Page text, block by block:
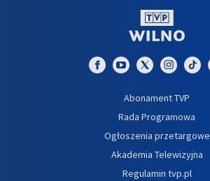
Abonament TVP
Rada Programowa
Ogłoszenia przetargowe
Akademia Telewizyjna
Regulamin tvp.pl